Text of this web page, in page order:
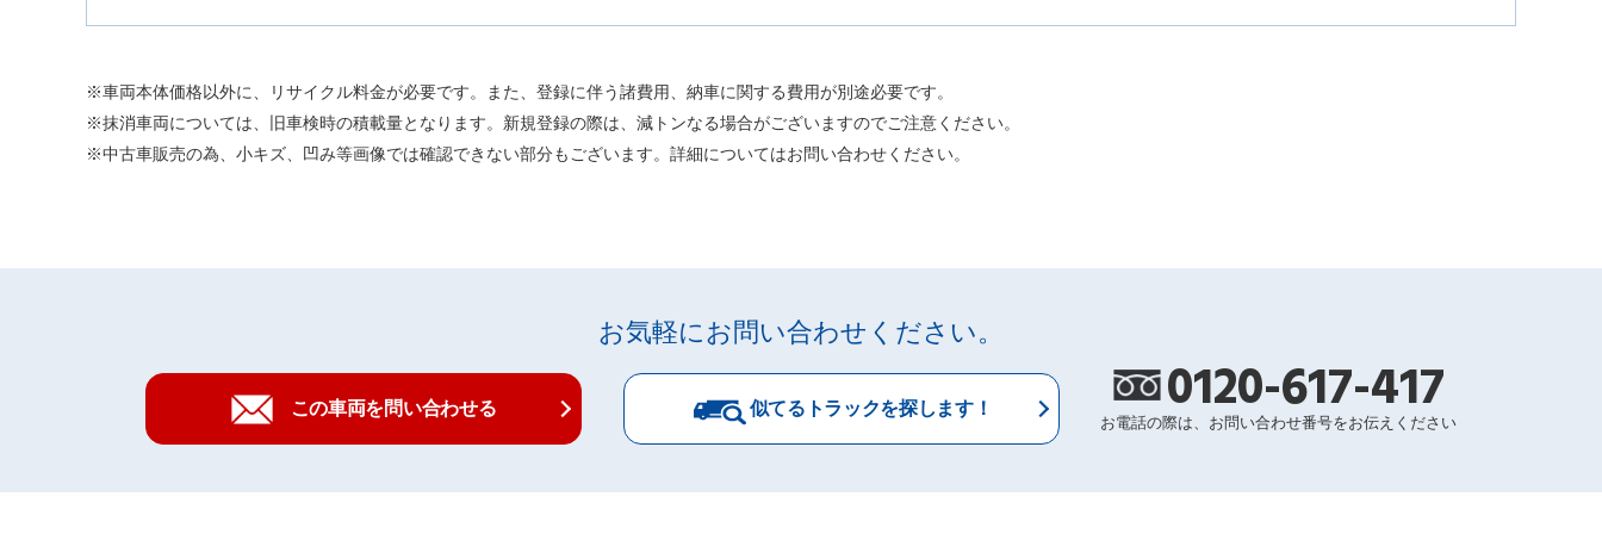
車両本体価格以外に、リサイクル料金が必要です。また、登録に伴う諸費用、納車に関する費用が別途必要です。
抹消車両については、旧車検時の積載量となります。新規登録の際は、減トンなる場合がございますのでご注意ください。
中古車販売の為、小キズ、凹み等画像では確認できない部分もございます。詳細についてはお問い合わせください。
お気軽にお問い合わせください。
この車両を問い合わせる 似てるトラックを探します！ 0120-617-417
お電話の際は、お問い合わせ番号をお伝えください